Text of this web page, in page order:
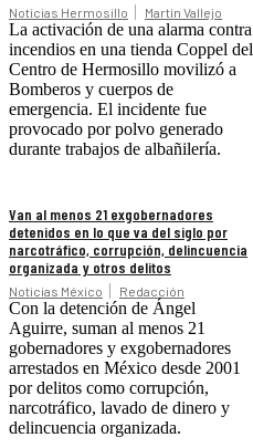
Noticias Hermosillo Martín Vallejo
La activación de una alarma contra
incendios en una tienda Coppel del
Centro de Hermosillo movilizó a
Bomberos y cuerpos de
emergencia. El incidente fue
provocado por polvo generado
durante trabajos de albañilería.
Van al menos 21 exgobernadores
detenidos en lo que va del siglo por
narcotráfico, corrupción, delincuencia
organizada y otros delitos
Noticias México Redacción
Con la detención de Ángel
Aguirre, suman al menos 21
gobernadores y exgobernadores
arrestados en México desde 2001
por delitos como corrupción,
narcotráfico, lavado de dinero y
delincuencia organizada.